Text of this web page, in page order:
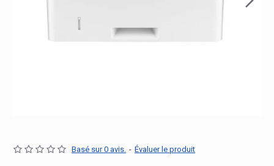
Basé sur 0 avis. - Évaluer le produit